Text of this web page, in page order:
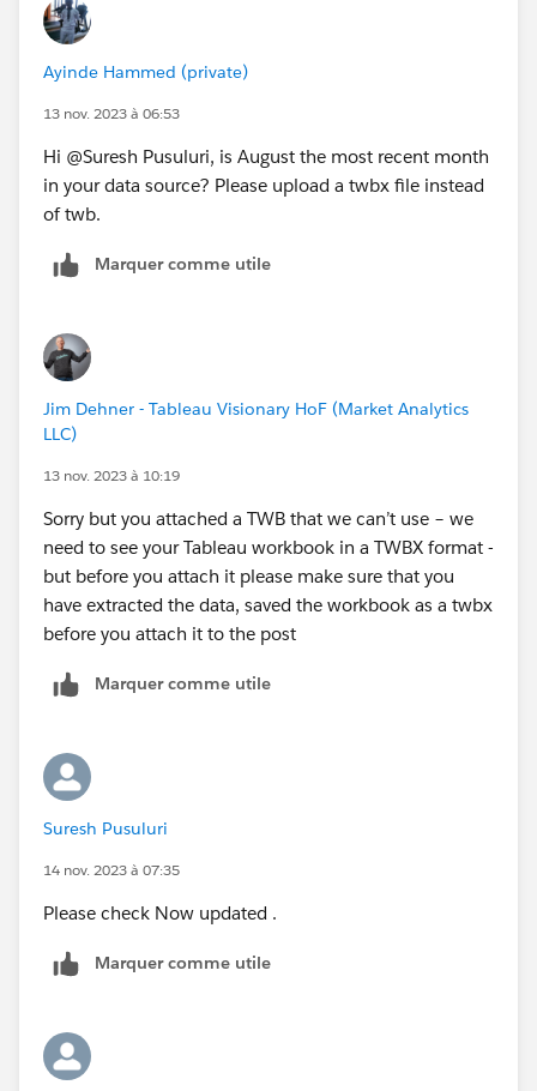
Ayinde Hammed (private)
13 nov. 2023 à 06:53
Hi @Suresh Pusuluri​, is August the most recent month
in your data source? Please upload a twbx file instead
of twb.
Marquer comme utile
Jim Dehner - Tableau Visionary HoF (Market Analytics
LLC)
13 nov. 2023 à 10:19
Sorry but you attached a TWB that we can’t use – we
need to see your Tableau workbook in a TWBX format -
but before you attach it please make sure that you
have extracted the data, saved the workbook as a twbx
before you attach it to the post
Marquer comme utile
Suresh Pusuluri
14 nov. 2023 à 07:35
Please check Now updated .
Marquer comme utile